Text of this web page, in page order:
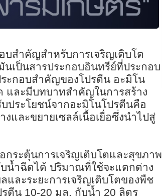
บสำคัญสำหรับการเจริญเติบโต
เป็นสารประกอบอินทรีย์ที่ประกอบ
ะกอบสำคัญของโปรตีน อะมิโน
และมีบทบาทสำคัญในการสร้าง
ประโยชน์จากอะมิโนโปรตีนคือ
งและขยายเซลล์เนื้อเยื่อซึ่งนำไปสู่
กระตุ้นการเจริญเติบโตและสุขภาพ
น้ำฉีดได้ ปริมาณที่ใช้จะแตกต่าง
ละระยะการเจริญเติบโตของพืช
ตีน 10-20 มล. กับน้ำ 20 ลิตร